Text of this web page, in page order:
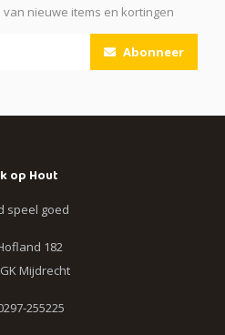
nieuwe items en kortingen
Abonneer
op Hout
speel goed
182
Mijdrecht
255225